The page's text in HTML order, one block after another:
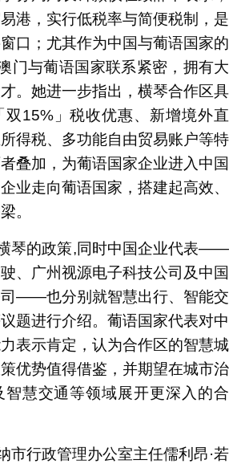
港，实行低税率与简便税制，是
口；尤其作为中国与葡语国家的
门与葡语国家联系紧密，拥有大
。她进一步指出，横琴合作区具
双15%」税收优惠、新增境外直
得税、多功能自由贸易账户等特
叠加，为葡语国家企业进入中国
业走向葡语国家，搭建起高效、
。
琴的政策,同时中国企业代表——
、广州视源电子科技公司及中国
司——也分别就智慧出行、智能交
题进行介绍。葡语国家代表对中
表示肯定，认为合作区的智慧城
优势值得借鉴，并期望在城市治
智慧交通等领域展开更深入的合
市行政管理办公室主任儒利昂·若